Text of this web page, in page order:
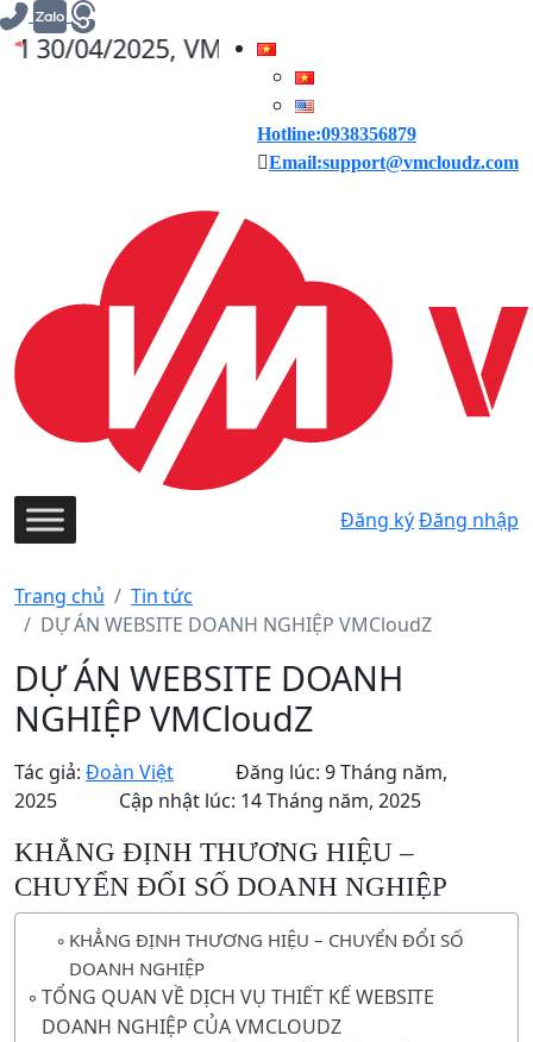
VMCLOUDZ GIẢM GIÁ 30% CHO
Hotline:0938356879
Email:support@vmcloudz.com
Đăng kýĐăng nhập
Trang chủ
Tin tức
DỰ ÁN WEBSITE DOANH NGHIỆP VMCloudZ
DỰ ÁN WEBSITE DOANH
NGHIỆP VMCloudZ
Tác giả: Đoàn Việt
Đăng lúc: 9 Tháng năm,
2025
Cập nhật lúc: 14 Tháng năm, 2025
KHẲNG ĐỊNH THƯƠNG HIỆU –
CHUYỂN ĐỔI SỐ DOANH NGHIỆP
KHẲNG ĐỊNH THƯƠNG HIỆU – CHUYỂN ĐỔI SỐ
DOANH NGHIỆP
TỔNG QUAN VỀ DỊCH VỤ THIẾT KẾ WEBSITE
DOANH NGHIỆP CỦA VMCLOUDZ